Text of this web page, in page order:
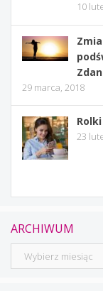
10
29 marca, 2018
23
ARCHIWUM
Archiwum